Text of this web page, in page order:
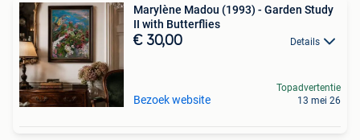
Marylène Madou (1993) - Garden Study
II with Butterflies
€ 30,00 Details
Bezoek website
Topadvertentie
13 mei 26